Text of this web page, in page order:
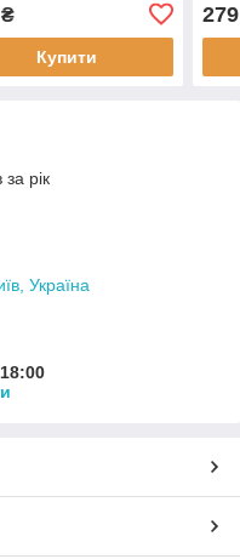
Купити
A
10
279
рік
Україна